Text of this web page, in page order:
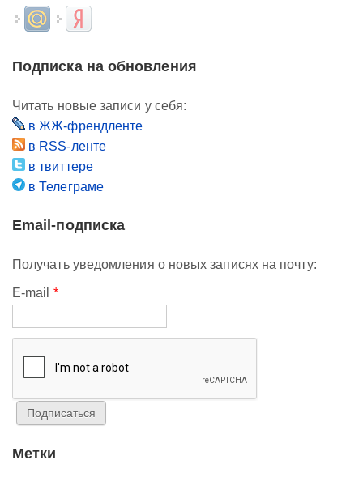
Login with Mail.ruLogin with Яндекс
Подписка на обновления
Читать новые записи у себя:
в ЖЖ-френдленте
в RSS-ленте
в твиттере
в Телеграме
Email-подписка
Получать уведомления о новых записях на почту:
E-mail *
Метки